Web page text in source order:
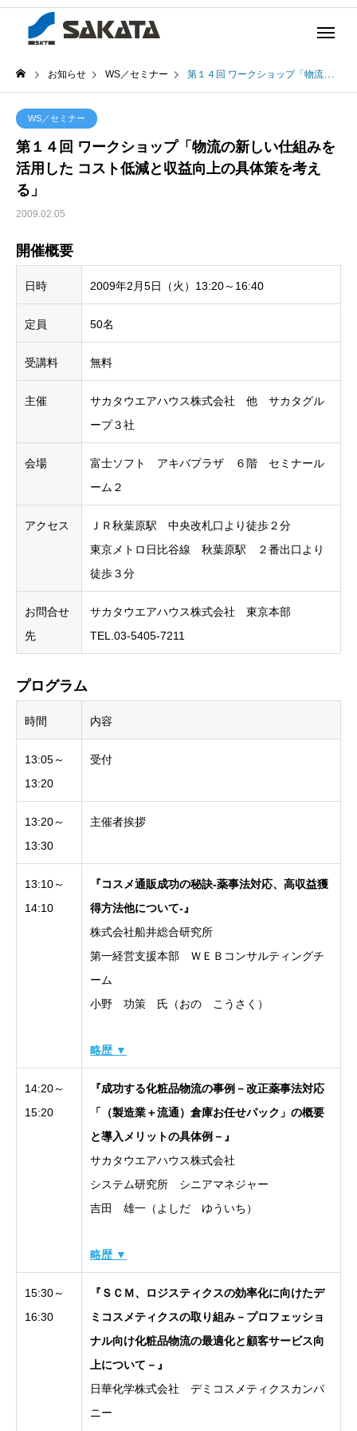
お知らせ WS／セミナー 第１４回 ワークショップ「物流の新しい仕組みを活用した コスト低減と収益向上の具体策を考える」
WS／セミナー
第１４回 ワークショップ「物流の新しい仕組みを
活用した コスト低減と収益向上の具体策を考え
る」
2009.02.05
開催概要
日時 2009年2月5日（火）13:20～16:40
定員 50名
受講料 無料
主催
サカタウエアハウス株式会社 他 サカタグル
ープ３社
会場
富士ソフト アキバプラザ ６階 セミナール
ーム２
アクセス
ＪＲ秋葉原駅 中央改札口より徒歩２分
東京メトロ日比谷線 秋葉原駅 ２番出口より
徒歩３分
お問合せ
先
サカタウエアハウス株式会社 東京本部
TEL.03-5405-7211
プログラム
時間 内容
13:05～
13:20
受付
13:20～
13:30
主催者挨拶
13:10～
14:10
『コスメ通販成功の秘訣-薬事法対応、高収益獲
得方法他について-』
株式会社船井総合研究所
第一経営支援本部 ＷＥＢコンサルティングチ
ーム
小野 功策 氏（おの こうさく）
略歴 ▼
14:20～
15:20
『成功する化粧品物流の事例－改正薬事法対応
「（製造業＋流通）倉庫お任せパック」の概要
と導入メリットの具体例－』
サカタウエアハウス株式会社
システム研究所 シニアマネジャー
吉田 雄一（よしだ ゆういち）
略歴 ▼
15:30～
16:30
『ＳＣＭ、ロジスティクスの効率化に向けたデ
ミコスメティクスの取り組み－プロフェッショ
ナル向け化粧品物流の最適化と顧客サービス向
上について－』
日華化学株式会社 デミコスメティクスカンパ
ニー